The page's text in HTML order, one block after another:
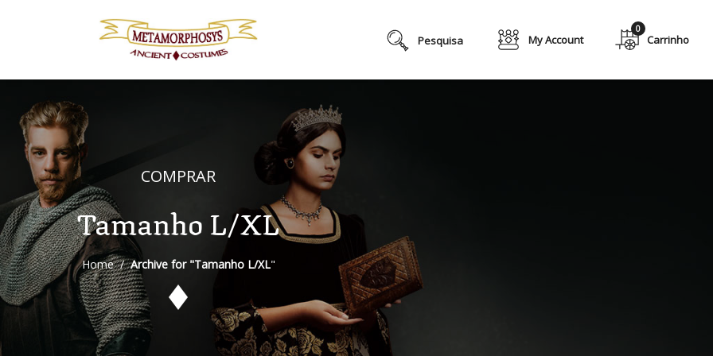
My Account
0
COMPRAR
Tamanho L/XL
Home/Archive for "Tamanho L/XL"